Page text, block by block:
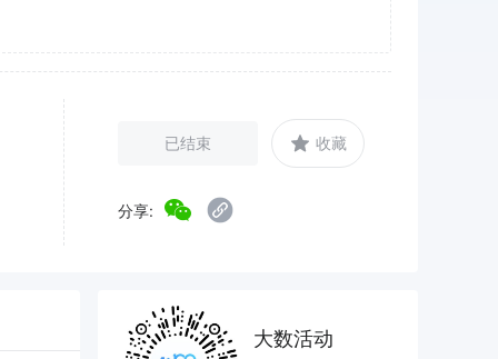
已结束 收藏
分享:
大数活动